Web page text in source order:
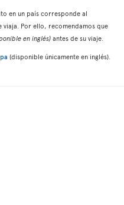
en un país corresponde al
Por ello, recomendamos que
en inglés)antes de su viaje.
(disponible únicamente en inglés).